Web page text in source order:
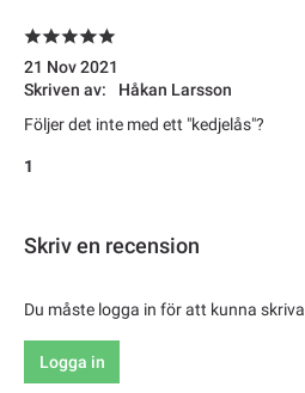
Följer det inte med ett "kedjelås"?
Skriven av: Håkan Larsson
21 Nov 2021
1
Skriv en recension
Du måste logga in för att kunna
Logga in